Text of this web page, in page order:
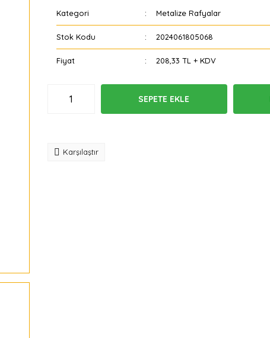
Kategori Metalize Rafyalar
Stok Kodu 2024061805068
Fiyat 208,33 TL + KDV
SEPETE EKLE
Karşılaştır